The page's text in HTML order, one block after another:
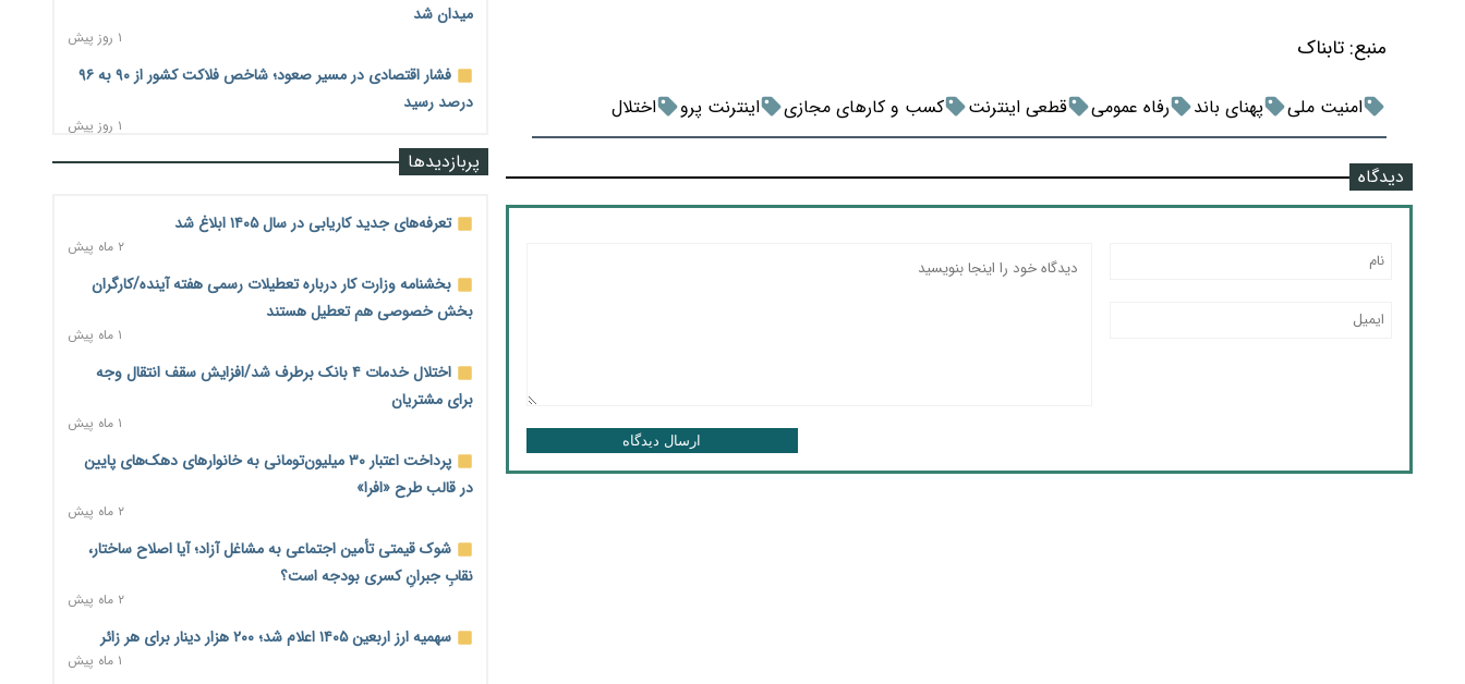
منبع: تابناک
امنیت ملی پهنای باند رفاه عمومی قطعی اینترنت کسب و کارهای مجازی اینترنت پرو اختلال
دیدگاه
ارسال دیدگاه
میدان شد
۱ روز پیش
فشار اقتصادی در مسیر صعود؛ شاخص فلاکت کشور از ۹۰ به ۹۶
درصد رسید
۱ روز پیش
رشد ۷۵ هزار میلیاردی بازار خرید اعتباری؛ فین‌تک‌ها وارد میدان
۱ روز پیش
آغاز اجرای پایلوت «ردا کارت» برای دانشجویان تحصیلات تکمیلی
۱ روز پیش
محدودیت تازه برای شبکه بانکی؛ افزایش سپرده قانونی با هدف
کنترل تورم
۱ روز پیش
ترمز تولید خودرو کشیده شد؛ افت ۲۵ درصدی تیراژ ایران‌خودرو،
سایپا و پارس‌خودرو
۱ روز پیش
بنگاه‌داری بانک‌ها؛ مانع بزرگ خانه‌دار شدن مستأجران
نماینده مجلس: توسعه مرزهای زمینی به راهبرد تأمین کالاهای
اساسی تبدیل شود
۱ روز پیش
پربازدیدها
تعرفه‌های جدید کاریابی در سال ۱۴۰۵ ابلاغ شد
۲ ماه پیش
بخشنامه وزارت کار درباره تعطیلات رسمی هفته آینده/کارگران
بخش خصوصی هم تعطیل هستند
۱ ماه پیش
اختلال خدمات ۴ بانک برطرف شد/افزایش سقف انتقال وجه
برای مشتریان
۱ ماه پیش
پرداخت اعتبار ۳۰ میلیون‌تومانی به خانوارهای دهک‌های پایین
در قالب طرح «افرا»
۲ ماه پیش
شوک قیمتی تأمین اجتماعی به مشاغل آزاد؛ آیا اصلاح ساختار،
نقابِ جبرانِ کسری بودجه است؟
۲ ماه پیش
سهمیه ارز اربعین ۱۴۰۵ اعلام شد؛ ۲۰۰ هزار دینار برای هر زائر
۱ ماه پیش